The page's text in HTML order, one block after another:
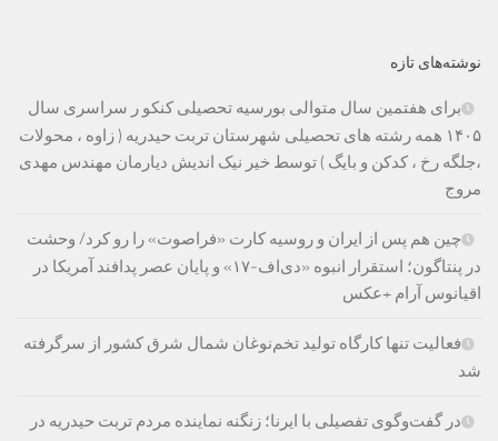
نوشته‌های تازه
برای هفتمین سال متوالی بورسیه تحصیلی کنکو ر سراسری سال
۱۴۰۵ همه رشته های تحصیلی شهرستان تربت حیدریه ( زاوه ، محولات
،جلگه رخ ، کدکن و بایگ ) توسط خیر نیک اندیش دیارمان مهندس مهدی
مروج
چین هم پس از ایران و روسیه کارت «فراصوت» را رو کرد/ وحشت
در پنتاگون؛ استقرار انبوه «دی‌اف‑۱۷» و پایان عصر پدافند آمریکا در
اقیانوس آرام +عکس
فعالیت تنها کارگاه تولید تخم‌نوغان شمال شرق کشور از سرگرفته
شد
در گفت‌وگوی تفصیلی با ایرنا؛ زنگنه نماینده مردم تربت حیدریه در